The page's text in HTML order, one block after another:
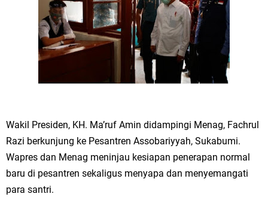
Wakil Presiden, KH. Ma’ruf Amin didampingi Menag, Fachrul
Razi berkunjung ke Pesantren Assobariyyah, Sukabumi.
Wapres dan Menag meninjau kesiapan penerapan normal
baru di pesantren sekaligus menyapa dan menyemangati
para santri.